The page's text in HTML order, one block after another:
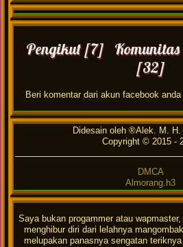
Pengikut [7]
[32]
Beri komentar dari akun facebook anda
Didesain oleh ®Alek. M. H.
Copyright © 2015 -
DMCA
Almorang.h3
Saya bukan progammer atau
menghibur diri dari lelahnya
melupakan panasnya sengatan